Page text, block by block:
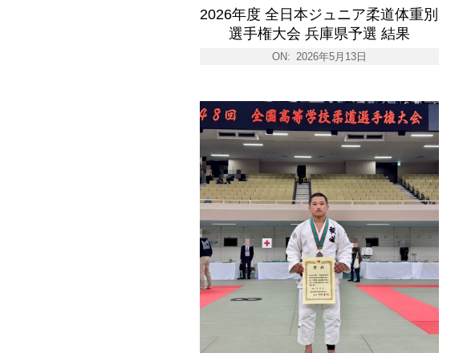
2026年度 全日本ジュニア柔道体重別
選手権大会 兵庫県予選 結果
ON: 2026年5月13日